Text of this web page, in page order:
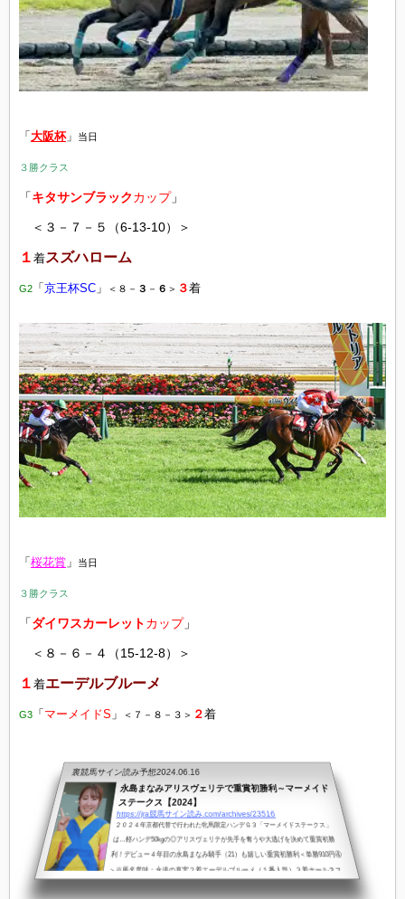
「大阪杯」 当日
３勝クラス
「キタサンブラックカップ」
＜３－７－５（6-13-10）＞
１ 着スズハローム
G2 「京王杯SC 」 ＜８－ ３ － ６ ＞ ３着
「 桜花賞 」 当日
３勝クラス
「ダイワスカーレットカップ」
＜８－６－４（15-12-8）＞
１ 着エーデルブルーメ
G3 「 マーメイドS 」 ＜７－８－３＞ ２着
裏競馬サイン読み予想2024.06.16
永島まなみアリスヴェリテで重賞初勝利～マーメイド
ステークス【2024】
https://jra競馬サイン読み.com/archives/23516
２０２４年京都代替で行われた牝馬限定ハンデＧ３「マーメイドステークス」
は…軽ハンデ50kgの◎アリスヴェリテが先手を奪うや大逃げを決めて重賞初勝
利！デビュー４年目の永島まなみ騎手（21）も嬉しい重賞初勝利＜単勝910円④
＞※馬名意味：永遠の真実２着エーデルブルーメ（１番人気）３着ホールネス